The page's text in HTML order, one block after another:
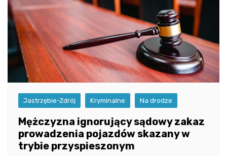
Jastrzębie-Zdrój Kryminalne Na drodze
Mężczyzna ignorujący sądowy zakaz
prowadzenia pojazdów skazany w
trybie przyspieszonym